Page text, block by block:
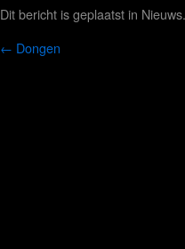
Dit bericht is geplaatst in Nieuws
← Dongen